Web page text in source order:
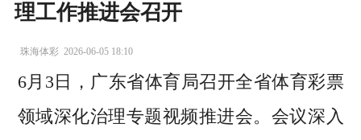
理工作推进会召开
珠海体彩 2026-06-05 18:10
6月3日，广东省体育局召开全省体育彩票
领域深化治理专题视频推进会。会议深入